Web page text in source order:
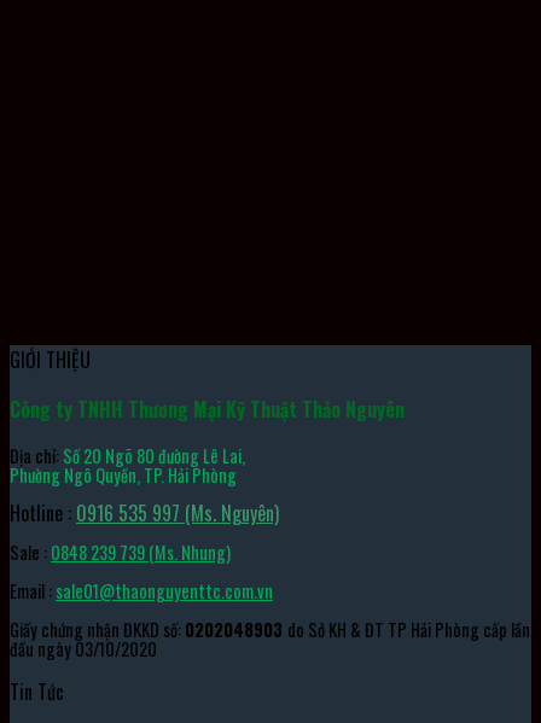
GIỚI THIỆU
Công ty TNHH Thương Mại Kỹ Thuật Thảo Nguyên
Địa chỉ:Số 20 Ngõ 80 đường Lê Lai,
Phường Ngô Quyền, TP. Hải Phòng
Hotline : 0916 535 997 (Ms. Nguyên)
Sale :0848 239 739 (Ms. Nhung)
Email :sale01@thaonguyenttc.com.vn
Giấy chứng nhận ĐKKD số:0202048903 do Sở KH & ĐT TP Hải Phòng cấp lần
đầu ngày 03/10/2020
Tin Tức